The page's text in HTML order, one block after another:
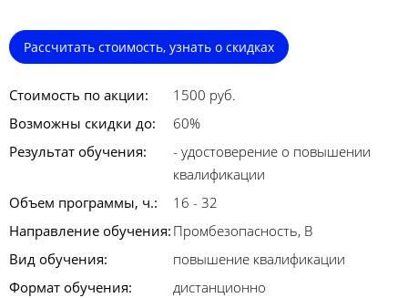
Рассчитать стоимость, узнать о скидках
Стоимость по акции:
1500 руб.
Возможны скидки до:
60%
Результат обучения:
- удостоверение о повышении
квалификации
Объем программы, ч.:
16 - 32
Направление обучения: Промбезопасность, В
Вид обучения:
повышение квалификации
Формат обучения:
дистанционно